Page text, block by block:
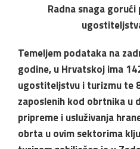
Radna snaga
Temeljem podataka na
godine, u Hrvatskoj ima
ugostiteljstvu i turizmu te
zaposlenih kod obrtnika u
pripreme i usluživanja
obrta u ovim sektorima